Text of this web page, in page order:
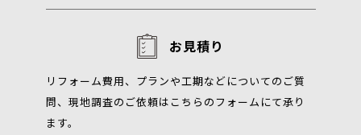
お見積り
リフォーム費用、プランや工期などについてのご質
問、現地調査のご依頼はこちらのフォームにて承り
ます。